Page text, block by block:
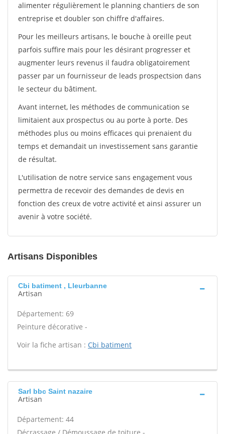
alimenter régulièrement le planning chantiers de son
entreprise et doubler son chiffre d'affaires.
Pour les meilleurs artisans, le bouche à oreille peut
parfois suffire mais pour les désirant progresser et
augmenter leurs revenus il faudra obligatoirement
passer par un fournisseur de leads prospectsion dans
le secteur du bâtiment.
Avant internet, les méthodes de communication se
limitaient aux prospectus ou au porte à porte. Des
méthodes plus ou moins efficaces qui prenaient du
temps et demandait un investissement sans garantie
de résultat.
L'utilisation de notre service sans engagement vous
permettra de recevoir des demandes de devis en
fonction des creux de votre activité et ainsi assurer un
avenir à votre société.
Artisans Disponibles
Cbi batiment , Lleurbanne
Artisan
Département: 69
Peinture décorative -
Voir la fiche artisan : Cbi batiment
Sarl bbc Saint nazaire
Artisan
Département: 44